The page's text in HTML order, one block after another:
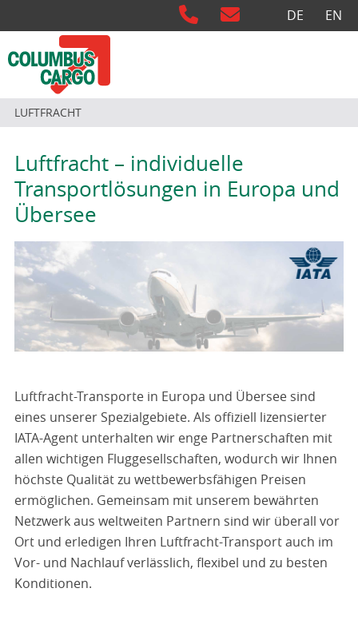
Sprache
DE EN
LUFTFRACHT
Luftfracht – individuelle
Transportlösungen in Europa und
Übersee
Luftfracht-Transporte in Europa und Übersee sind
eines unserer Spezialgebiete. Als offiziell lizensierter
IATA-Agent unterhalten wir enge Partnerschaften mit
allen wichtigen Fluggesellschaften, wodurch wir Ihnen
höchste Qualität zu wettbewerbsfähigen Preisen
ermöglichen. Gemeinsam mit unserem bewährten
Netzwerk aus weltweiten Partnern sind wir überall vor
Ort und erledigen Ihren Luftfracht-Transport auch im
Vor- und Nachlauf verlässlich, flexibel und zu besten
Konditionen.